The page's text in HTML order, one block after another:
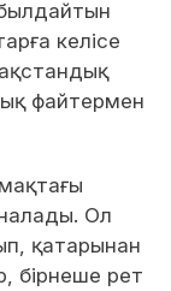
келісе
файтермен
Ол
қатарынан
бірнеше рет